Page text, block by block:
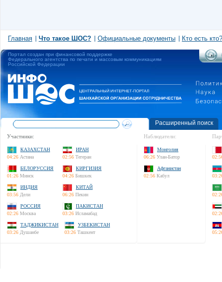
Главная Что такое ШОС? Официальные документы Кто есть кто?
Портал создан при финансовой поддержке
Федерального агентства по печати и массовым коммуникациям
Российской Федерации
Расширенный поиск
Участники:
КАЗАХСТАН
04:26 Астана
ИРАН
02:56 Тегеран
БЕЛОРУССИЯ
01:26 Минск
КИРГИЗИЯ
04:26 Бишкек
ИНДИЯ
03:56 Дели
КИТАЙ
06:26 Пекин
РОССИЯ
02:26 Москва
ПАКИСТАН
03:26 Исламабад
ТАДЖИКИСТАН
03:26 Душанбе
УЗБЕКИСТАН
03:26 Ташкент
Наблюдатели:
Монголия
06:26 Улан-Батор
Афганистан
02:56 Кабул